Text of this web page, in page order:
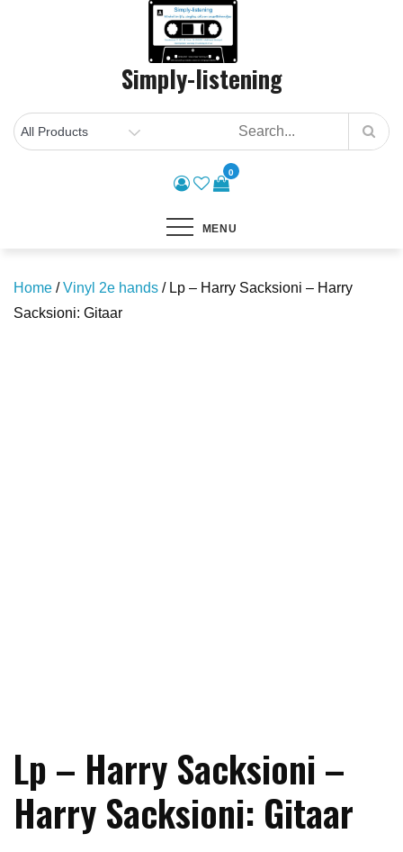
Simply-listening
0
MENU
Home /Vinyl 2e hands / Lp – Harry Sacksioni – Harry
Sacksioni: Gitaar
Lp – Harry Sacksioni –
Harry Sacksioni: Gitaar